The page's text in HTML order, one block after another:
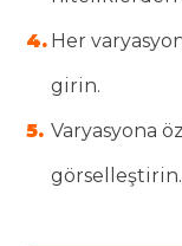
Her
girin.
Varyasyona
görselleştirin.